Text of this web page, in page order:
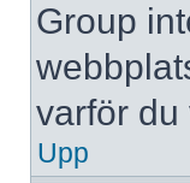
Group
varför du
Upp